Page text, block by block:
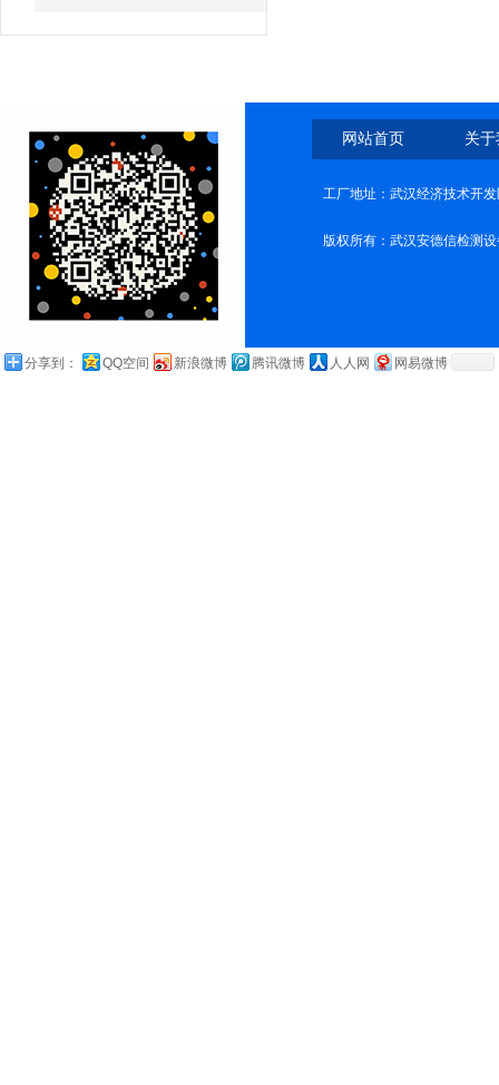
网站首页 关
工厂地址：武汉经济技术开
版权所有：武汉安德信检测
分享到： QQ空间 新浪微博 腾讯微博 人人网 网易微博